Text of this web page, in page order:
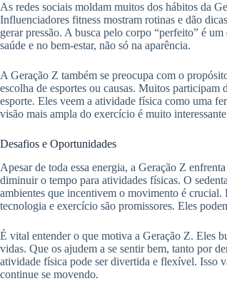
As redes sociais moldam muitos dos hábitos da
Influenciadores fitness mostram rotinas e dão
gerar pressão. A busca pelo corpo “perfeito” é
saúde e no bem-estar, não só na aparência.
A Geração Z também se preocupa com o
escolha de esportes ou causas. Muitos
esporte. Eles veem a atividade física como uma
visão mais ampla do exercício é muito
Desafios e Oportunidades
Apesar de toda essa energia, a Geração Z
diminuir o tempo para atividades físicas. O
ambientes que incentivem o movimento é crucial.
tecnologia e exercício são promissores. Eles
É vital entender o que motiva a Geração Z. Eles
vidas. Que os ajudem a se sentir bem, tanto por
atividade física pode ser divertida e flexível. Isso
continue se movendo.